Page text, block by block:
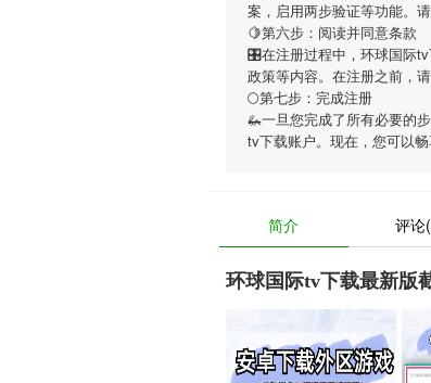
案，启用两步验证等功能。
🍋第六步：阅读并同意条款
🎛在注册过程中， 环球国际
政策等内容。在注册之前，
🌕第七步：完成注册
🦗一旦您完成了所有必要的
tv下载账户。现在，您可以
简介 评论
环球国际tv下载最新版